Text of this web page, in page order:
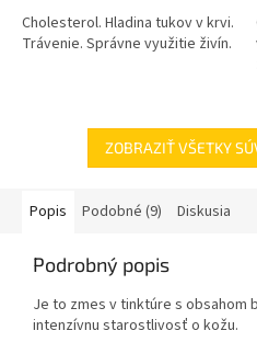
Cholesterol. Hladina tukov v krvi.
Trávenie. Správne využitie živín.
ZOBRAZIŤ VŠETKY
Popis Podobné (9) Diskusia
Podrobný popis
Je to zmes v tinktúre s obsahom
intenzívnu starostlivosť o kožu.